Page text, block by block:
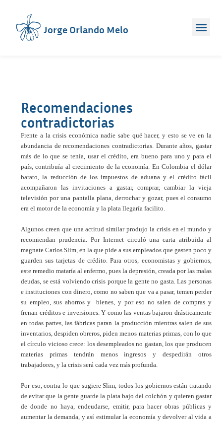
Jorge Orlando Melo
Recomendaciones
contradictorias
Frente a la crisis económica nadie sabe qué hacer, y esto se ve en la
abundancia de recomendaciones contradictorias. Durante años, gastar
más de lo que se tenía, usar el crédito, era bueno para uno y para el
país, contribuía al crecimiento de la economía. En Colombia el dólar
barato, la reducción de los impuestos de aduana y el crédito fácil
acompañaron las invitaciones a gastar, comprar, cambiar la vieja
televisión por una pantalla plana, derrochar y gozar, pues el consumo
era el motor de la economía y la plata llegaría facilito.
Algunos creen que una actitud similar produjo la crisis en el mundo y
recomiendan prudencia. Por Internet circuló una carta atribuida al
magnate Carlos Slim, en la que pide a sus empleados que gasten poco y
guarden sus tarjetas de crédito. Para otros, economistas y gobiernos,
este remedio mataría al enfermo, pues la depresión, creada por las malas
deudas, se está volviendo crisis porque la gente no gasta. Las personas
e instituciones con dinero, como no saben que va a pasar, temen perder
su empleo, sus ahorros y bienes, y por eso no salen de compras y
frenan créditos e inversiones. Y como las ventas bajaron drásticamente
en todas partes, las fábricas paran la producción mientras salen de sus
inventarios, despiden obreros, piden menos materias primas, con lo que
el círculo vicioso crece: los desempleados no gastan, los que producen
materias primas tendrán menos ingresos y despedirán otros
trabajadores, y la crisis será cada vez más profunda.
Por eso, contra lo que sugiere Slim, todos los gobiernos están tratando
de evitar que la gente guarde la plata bajo del colchón y quieren gastar
de donde no haya, endeudarse, emitir, para hacer obras públicas y
aumentar la demanda, y así estimular la economía y devolver al vida a